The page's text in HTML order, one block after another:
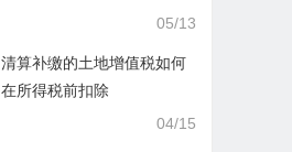
05/13
清算补缴的土地增值税如何
在所得税前扣除
04/15